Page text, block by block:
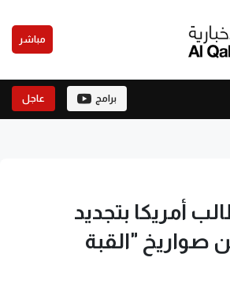
مباشر
برامج عاجل
أمريكا بتجديد
صواريخ "القبة